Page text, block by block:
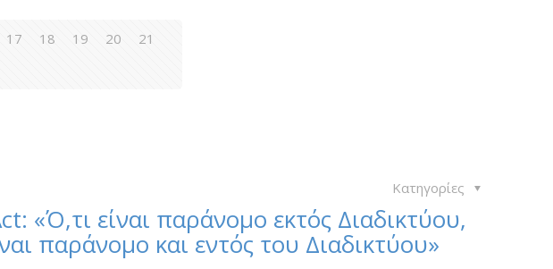
17 18 19 20
21
Κατηγορίες
«Ό,τι είναι παράνομο εκτός Διαδικτύου,
παράνομο και εντός του Διαδικτύου»